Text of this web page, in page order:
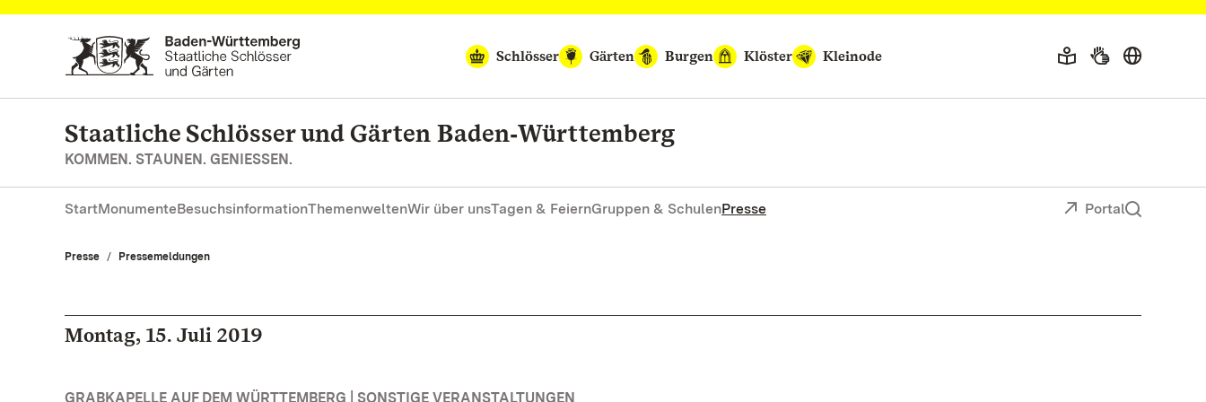
Zum Hauptinhalt springen
Schlösser
Gärten Burgen Klöster Kleinode
Staatliche Schlösser und Gärten Baden‑Württemberg
KOMMEN. STAUNEN. GENIESSEN.
StartMonumenteBesuchsinformationThemenweltenWir über unsTagen & FeiernGruppen & SchulenPresse Portal
Presse Pressemeldungen
Montag, 15. Juli 2019
GRABKAPELLE AUF DEM WÜRTTEMBERG | SONSTIGE VERANSTALTUNGEN